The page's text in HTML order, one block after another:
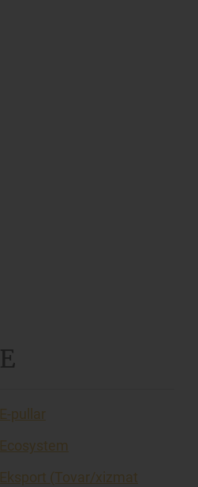
E
E-pullar
Ecosystem
Eksport (Tovar/xizmat